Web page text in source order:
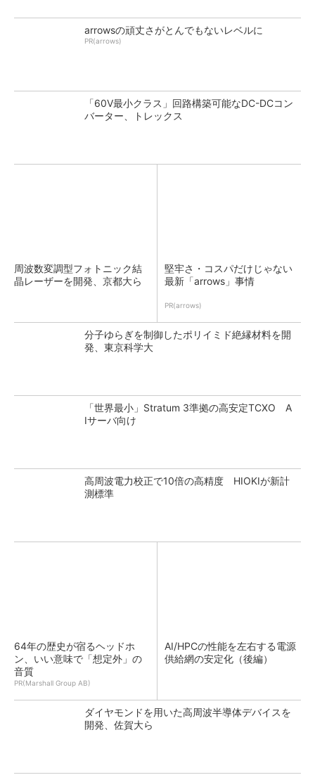
arrowsの頑丈さがとんでもないレベルに
PR(arrows)
「60V最小クラス」回路構築可能なDC-DCコン
バーター、トレックス
周波数変調型フォトニック結
晶レーザーを開発、京都大ら
堅牢さ・コスパだけじゃない
最新「arrows」事情
PR(arrows)
分子ゆらぎを制御したポリイミド絶縁材料を開
発、東京科学大
「世界最小」Stratum 3準拠の高安定TCXO A
Iサーバ向け
高周波電力校正で10倍の高精度 HIOKIが新計
測標準
64年の歴史が宿るヘッドホ
ン、いい意味で「想定外」の
音質
PR(Marshall Group AB)
AI/HPCの性能を左右する電源
供給網の安定化（後編）
ダイヤモンドを用いた高周波半導体デバイスを
開発、佐賀大ら